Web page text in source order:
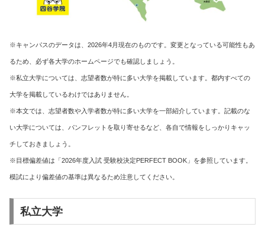
※キャンパスのデータは、2026年4月現在のものです。変更となっている可能性もあ
るため、必ず各大学のホームページでも確認しましょう。
※私立大学については、志望者数が特に多い大学を掲載しています。都内すべての
大学を掲載しているわけではありません。
※本文では、志望者数や入学者数が特に多い大学を一部紹介しています。記載のな
い大学については、パンフレットを取り寄せるなど、各自で情報をしっかりキャッ
チしておきましょう。
※目標偏差値は「2026年度入試 受験校決定PERFECT BOOK」を参照しています。
模試により偏差値の基準は異なるため注意してください。
私立大学